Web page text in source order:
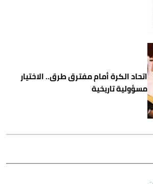
اتحاد الكرة أمام مفترق طرق.. الاختيار
مسؤولية تاريخية